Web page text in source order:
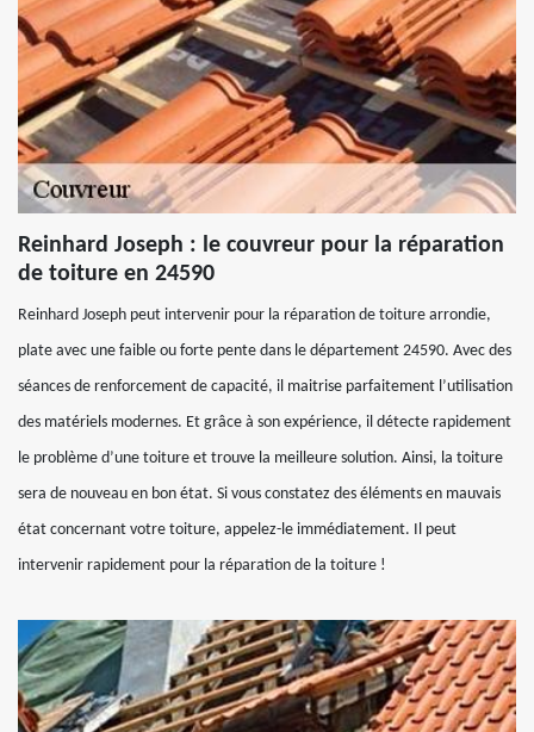
Reinhard Joseph : le couvreur pour la réparation
de toiture en 24590
Reinhard Joseph peut intervenir pour la réparation de toiture arrondie,
plate avec une faible ou forte pente dans le département 24590. Avec des
séances de renforcement de capacité, il maitrise parfaitement l’utilisation
des matériels modernes. Et grâce à son expérience, il détecte rapidement
le problème d’une toiture et trouve la meilleure solution. Ainsi, la toiture
sera de nouveau en bon état. Si vous constatez des éléments en mauvais
état concernant votre toiture, appelez-le immédiatement. Il peut
intervenir rapidement pour la réparation de la toiture !